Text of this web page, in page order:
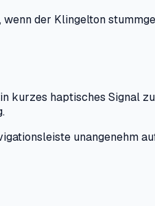
der Klingelton
kurzes haptisches Signal
unangenehm